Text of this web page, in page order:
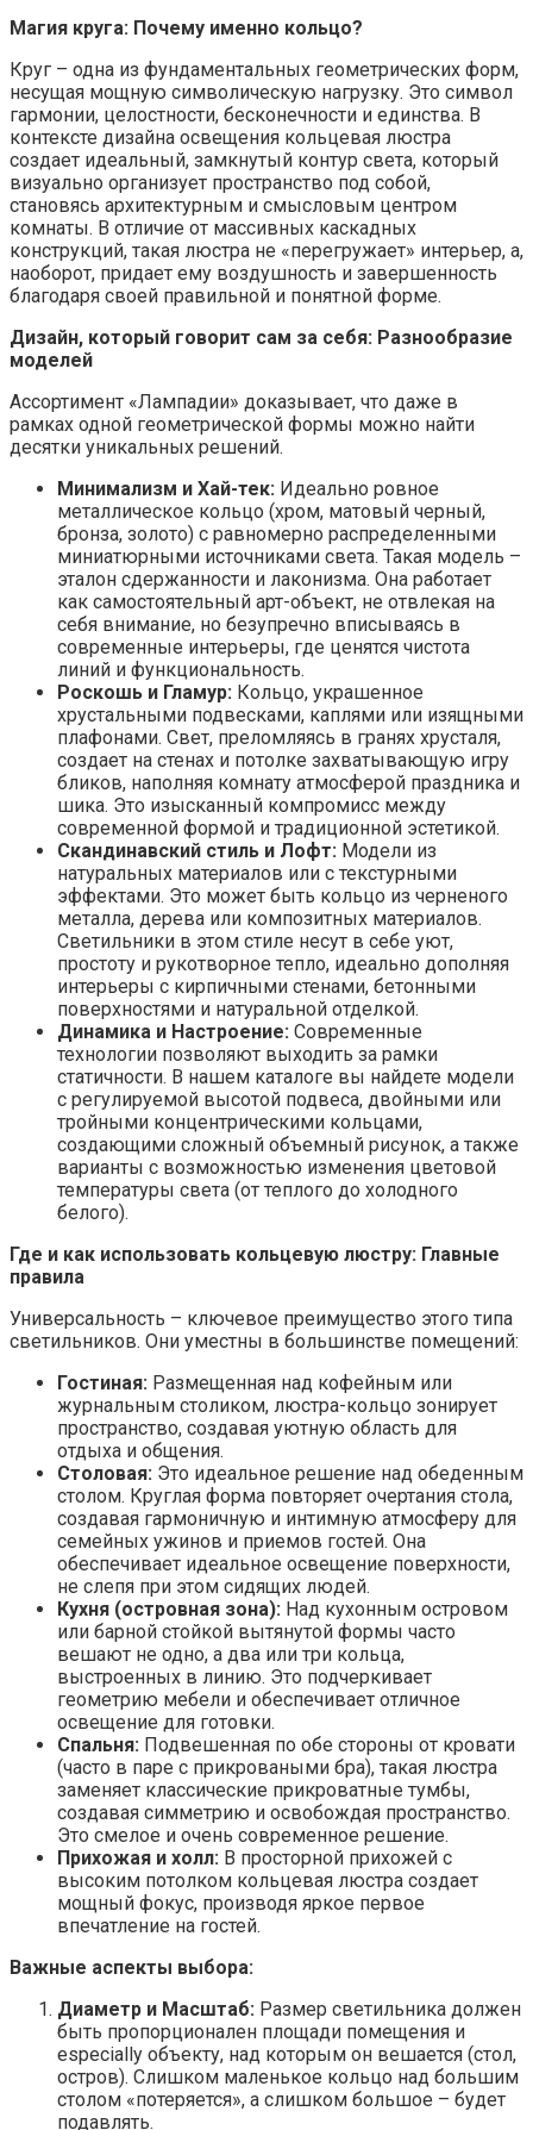
Магия круга: Почему именно кольцо?
Круг – одна из фундаментальных геометрических форм,
несущая мощную символическую нагрузку. Это символ
гармонии, целостности, бесконечности и единства. В
контексте дизайна освещения кольцевая люстра
создает идеальный, замкнутый контур света, который
визуально организует пространство под собой,
становясь архитектурным и смысловым центром
комнаты. В отличие от массивных каскадных
конструкций, такая люстра не «перегружает» интерьер, а,
наоборот, придает ему воздушность и завершенность
благодаря своей правильной и понятной форме.
Дизайн, который говорит сам за себя: Разнообразие
моделей
Ассортимент «Лампaдии» доказывает, что даже в
рамках одной геометрической формы можно найти
десятки уникальных решений.
Минимализм и Хай-тек: Идеально ровное
металлическое кольцо (хром, матовый черный,
бронза, золото) с равномерно распределенными
миниатюрными источниками света. Такая модель –
эталон сдержанности и лаконизма. Она работает
как самостоятельный арт-объект, не отвлекая на
себя внимание, но безупречно вписываясь в
современные интерьеры, где ценятся чистота
линий и функциональность.
Роскошь и Гламур: Кольцо, украшенное
хрустальными подвесками, каплями или изящными
плафонами. Свет, преломляясь в гранях хрусталя,
создает на стенах и потолке захватывающую игру
бликов, наполняя комнату атмосферой праздника и
шика. Это изысканный компромисс между
современной формой и традиционной эстетикой.
Скандинавский стиль и Лофт: Модели из
натуральных материалов или с текстурными
эффектами. Это может быть кольцо из черненого
металла, дерева или композитных материалов.
Светильники в этом стиле несут в себе уют,
простоту и рукотворное тепло, идеально дополняя
интерьеры с кирпичными стенами, бетонными
поверхностями и натуральной отделкой.
Динамика и Настроение: Современные
технологии позволяют выходить за рамки
статичности. В нашем каталоге вы найдете модели
с регулируемой высотой подвеса, двойными или
тройными концентрическими кольцами,
создающими сложный объемный рисунок, а также
варианты с возможностью изменения цветовой
температуры света (от теплого до холодного
белого).
Где и как использовать кольцевую люстру: Главные
правила
Универсальность – ключевое преимущество этого типа
светильников. Они уместны в большинстве помещений:
Гостиная: Размещенная над кофейным или
журнальным столиком, люстра-кольцо зонирует
пространство, создавая уютную область для
отдыха и общения.
Столовая: Это идеальное решение над обеденным
столом. Круглая форма повторяет очертания стола,
создавая гармоничную и интимную атмосферу для
семейных ужинов и приемов гостей. Она
обеспечивает идеальное освещение поверхности,
не слепя при этом сидящих людей.
Кухня (островная зона): Над кухонным островом
или барной стойкой вытянутой формы часто
вешают не одно, а два или три кольца,
выстроенных в линию. Это подчеркивает
геометрию мебели и обеспечивает отличное
освещение для готовки.
Спальня: Подвешенная по обе стороны от кровати
(часто в паре с прикроваными бра), такая люстра
заменяет классические прикроватные тумбы,
создавая симметрию и освобождая пространство.
Это смелое и очень современное решение.
Прихожая и холл: В просторной прихожей с
высоким потолком кольцевая люстра создает
мощный фокус, производя яркое первое
впечатление на гостей.
Важные аспекты выбора:
Диаметр и Масштаб: Размер светильника должен
быть пропорционален площади помещения и
especially объекту, над которым он вешается (стол,
остров). Слишком маленькое кольцо над большим
столом «потеряется», а слишком большое – будет
подавлять.